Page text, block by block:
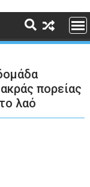
πορείας
λαό